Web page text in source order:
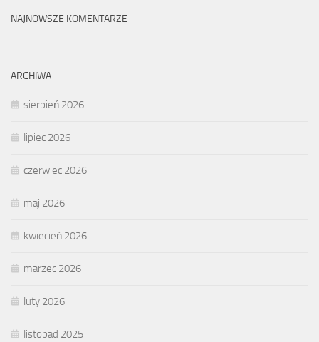
NAJNOWSZE KOMENTARZE
ARCHIWA
sierpień 2026
lipiec 2026
czerwiec 2026
maj 2026
kwiecień 2026
marzec 2026
luty 2026
listopad 2025